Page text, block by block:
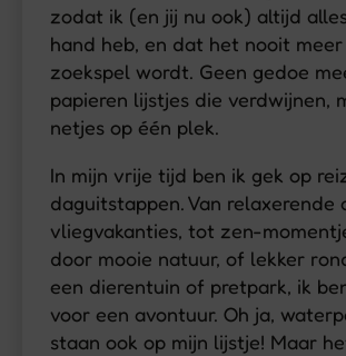
zodat ik (en jij nu ook) altijd
hand heb, en dat het nooit meer
zoekspel wordt. Geen gedoe
papieren lijstjes die verdwijnen,
netjes op één plek.
In mijn vrije tijd ben ik gek op
daguitstappen. Van relaxerende
vliegvakanties, tot zen-
door mooie natuur, of lekker
een dierentuin of pretpark, ik
voor een avontuur. Oh ja,
staan ook op mijn lijstje! Maar